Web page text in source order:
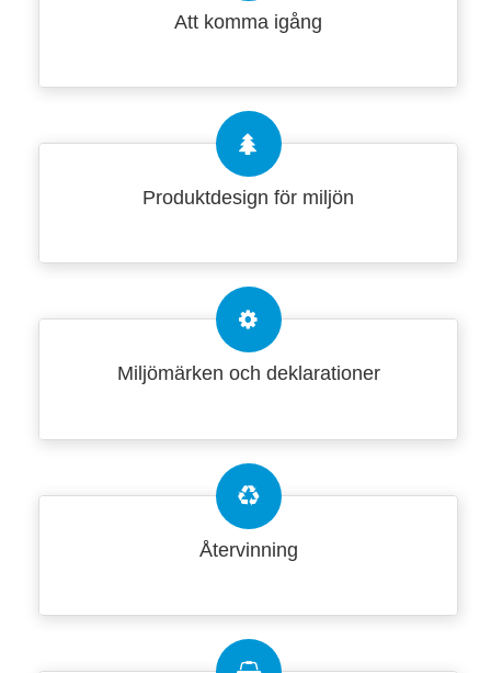
Att komma igång
Produktdesign för miljön
Miljömärken och deklarationer
Återvinning